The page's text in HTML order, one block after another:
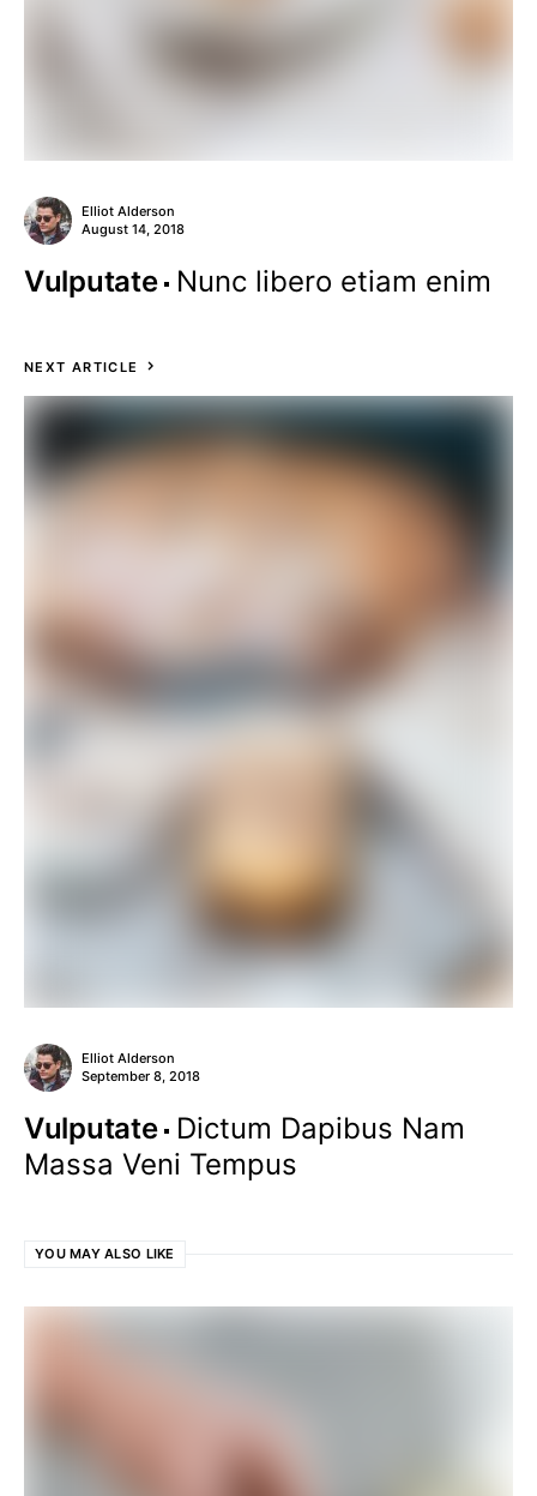
Elliot Alderson
August 14, 2018
Vulputate Nunc libero etiam enim
NEXT ARTICLE
Elliot Alderson
September 8, 2018
Vulputate
Dictum Dapibus Nam
Massa Veni Tempus
YOU MAY ALSO LIKE